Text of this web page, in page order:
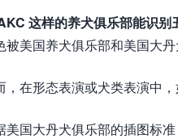
这样的养犬俱乐部能识别
被美国养犬俱乐部和美国大
，在形态表演或犬类表演中
美国大丹犬俱乐部的插图标